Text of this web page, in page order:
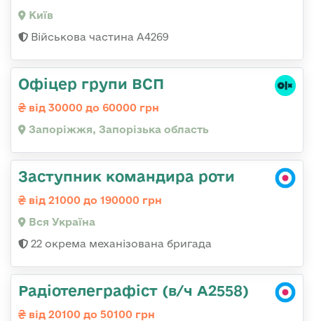
Київ
Військова частина А4269
Офіцер групи ВСП
від 30000 до 60000 грн
Запоріжжя, Запорізька область
Заступник командира роти
від 21000 до 190000 грн
Вся Україна
22 окрема механізована бригада
Радіотелеграфіст (в/ч А2558)
від 20100 до 50100 грн